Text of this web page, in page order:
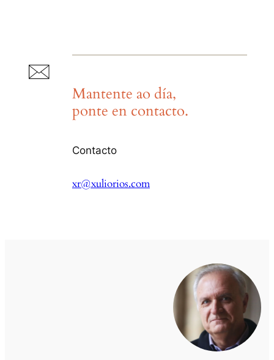
Mantente ao día,
ponte en contacto.
Contacto
xr@xuliorios.com